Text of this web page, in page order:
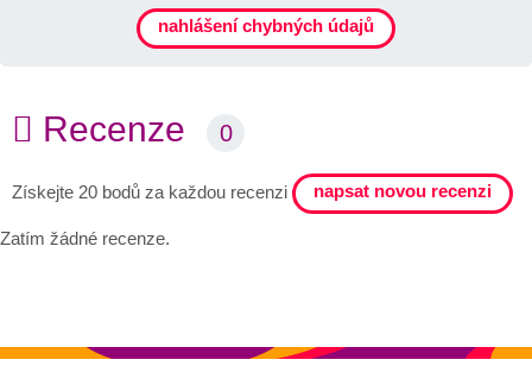
nahlášení chybných údajů
Recenze 0
Získejte 20 bodů za každou recenzi napsat novou recenzi
Zatím žádné recenze.